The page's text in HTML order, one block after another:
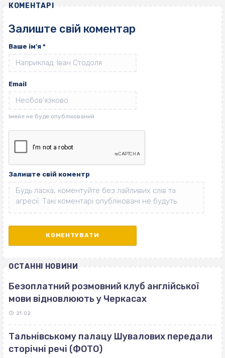
КОМЕНТАРІ
Залиште свій коментар
Ваше ім'я *
Email
Залиште свій коментр
ОСТАННІ НОВИНИ
Безоплатний розмовний клуб англійської
мови відновлюють у Черкасах
21:02
Тальнівському палацу Шувалових передали
сторічні речі (ФОТО)